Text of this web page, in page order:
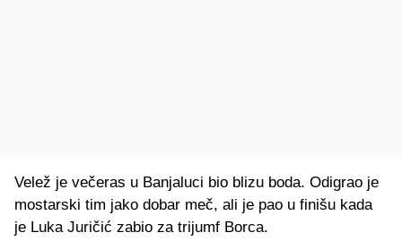
Velež je večeras u Banjaluci bio blizu boda. Odigrao je
mostarski tim jako dobar meč, ali je pao u finišu kada
je Luka Juričić zabio za trijumf Borca.